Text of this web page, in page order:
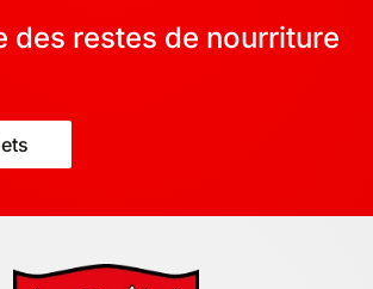
des restes de nourriture